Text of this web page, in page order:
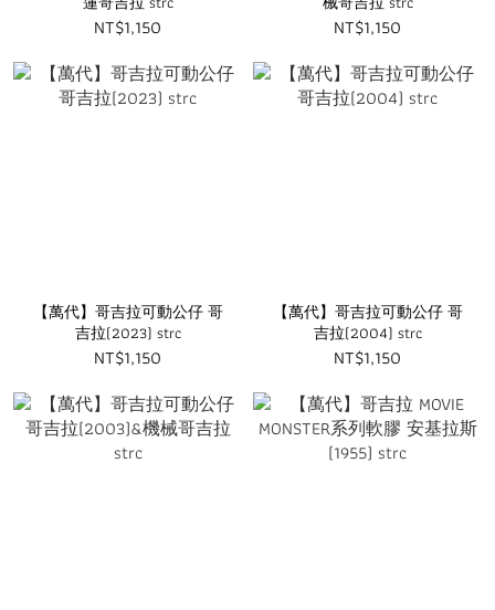
NT$1,150 NT$1,150
【萬代】哥吉拉可動公仔 哥
吉拉(2023) strc
NT$1,150
【萬代】哥吉拉可動公仔 哥
吉拉(2004) strc
NT$1,150